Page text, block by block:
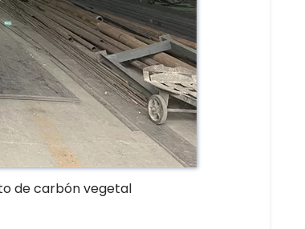
de carbón vegetal